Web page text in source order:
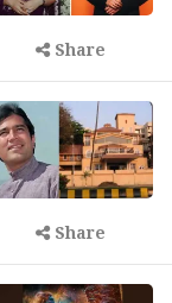
Share
Share